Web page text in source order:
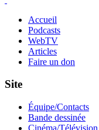
Accueil
Podcasts
WebTV
Articles
Faire un don
Site
Équipe/Contacts
Bande dessinée
Cinéma/Télévision